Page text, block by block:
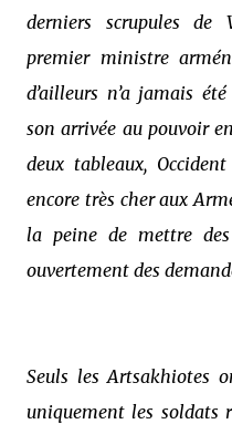
derniers scrupules de
premier ministre
d’ailleurs n’a jamais
son arrivée au pouvoir
deux tableaux,
encore très cher aux
la peine de mettre
ouvertement des
Seuls les Artsakhiotes
uniquement les soldats